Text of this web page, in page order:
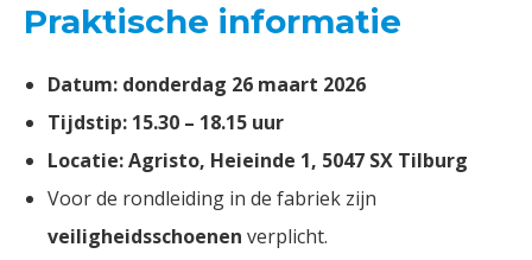
Praktische informatie
Datum: donderdag 26 maart 2026
Tijdstip: 15.30 – 18.15 uur
Locatie: Agristo, Heieinde 1, 5047 SX Tilburg
Voor de rondleiding in de fabriek zijn
veiligheidsschoenen verplicht.